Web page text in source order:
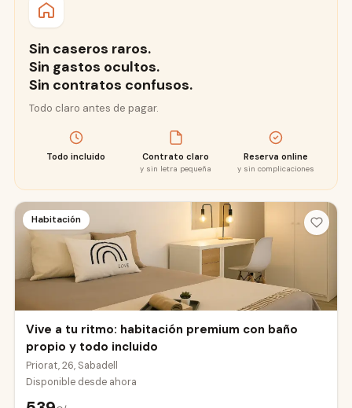
Sin caseros raros.
Sin gastos ocultos.
Sin contratos confusos.
Todo claro antes de pagar.
Todo incluido Contrato claro
y sin letra pequeña
Reserva online
y sin complicaciones
Habitación
Vive a tu ritmo: habitación premium con baño
propio y todo incluido
Priorat, 26, Sabadell
Disponible desde ahora